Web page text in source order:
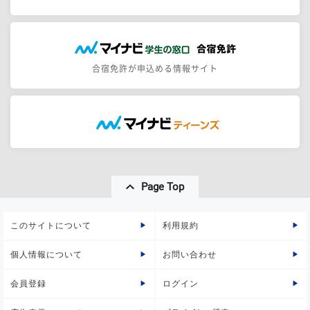
合宿免許が申込める情報サイト
Page Top
このサイトについて 利用規約
個人情報について お問い合わせ
会員登録 ログイン